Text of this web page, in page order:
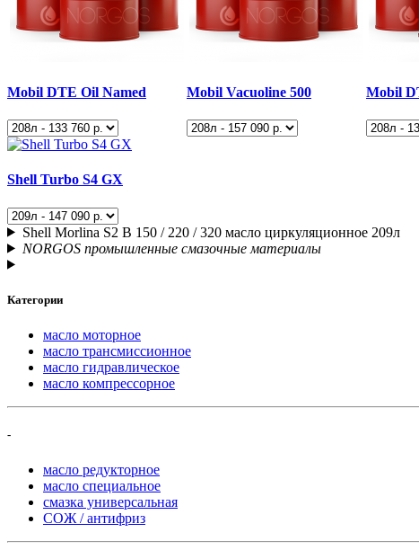
Mobil DTE Oil Named Mobil Vacuoline 500 Mobil
Shell Turbo S4 GX
Shell Morlina S2 B 150 / 220 / 320 масло циркуляционное 209л
NORGOS промышленные смазочные материалы
Категории
масло моторное
масло трансмиссионное
масло гидравлическое
масло компрессорное
-
масло редукторное
масло специальное
смазка универсальная
СОЖ / антифриз